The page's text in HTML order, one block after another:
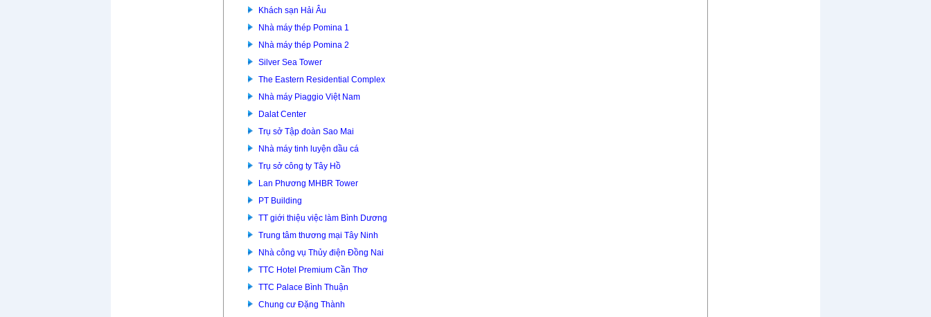
Khách sạn Hải Âu
Nhà máy thép Pomina 1
Nhà máy thép Pomina 2
Silver Sea Tower
The Eastern Residential Complex
Nhà máy Piaggio Việt Nam
Dalat Center
Trụ sở Tập đoàn Sao Mai
Nhà máy tinh luyện dầu cá
Trụ sở công ty Tây Hồ
Lan Phương MHBR Tower
PT Building
TT giới thiệu việc làm Bình Dương
Trung tâm thương mại Tây Ninh
Nhà công vụ Thủy điện Đồng Nai
TTC Hotel Premium Cần Thơ
TTC Palace Bình Thuận
Chung cư Đặng Thành